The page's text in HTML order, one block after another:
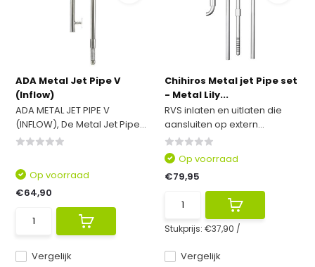
ADA Metal Jet Pipe V
(Inflow)
ADA METAL JET PIPE V
(INFLOW), De Metal Jet Pipe...
Vergelijk
Op voorraad
€64,90
Chihiros Metal jet Pipe set
- Metal Lily...
RVS inlaten en uitlaten die
aansluiten op extern...
Vergelijk
Op voorraad
€79,95
Stukprijs: €37,90 /